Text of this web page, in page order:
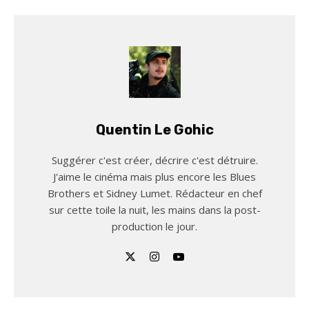
Quentin Le Gohic
Suggérer c'est créer, décrire c'est détruire.
J'aime le cinéma mais plus encore les Blues
Brothers et Sidney Lumet. Rédacteur en chef
sur cette toile la nuit, les mains dans la post-
production le jour.